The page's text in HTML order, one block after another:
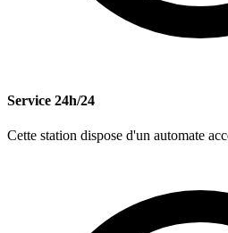
Service 24h/24
Cette station dispose d'un automate